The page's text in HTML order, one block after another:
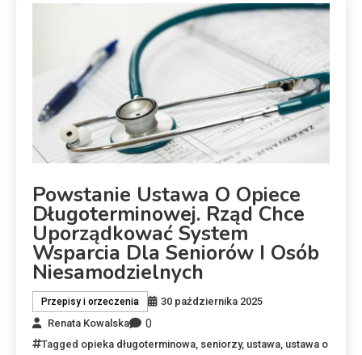
Powstanie Ustawa O Opiece
Długoterminowej. Rząd Chce
Uporządkować System
Wsparcia Dla Seniorów I Osób
Niesamodzielnych
Przepisy i orzeczenia
30 października 2025
Renata Kowalska
0
Tagged opieka długoterminowa seniorzy, ustawa ustawa o